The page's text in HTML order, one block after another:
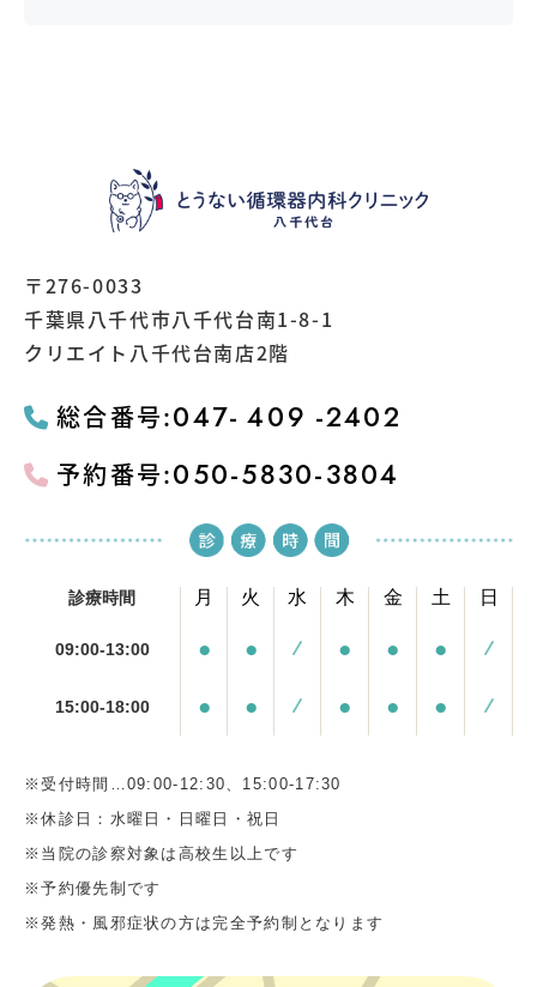
〒276-0033
千葉県八千代市八千代台南1-8-1
クリエイト八千代台南店2階
総合番号:047- 409 -2402
予約番号:050-5830-3804
診療時間 月 火 水 木 金 土 日
09:00-13:00 ● ● ● ● ●
15:00-18:00 ● ● ● ● ●
※受付時間…09:00-12:30、15:00-17:30
※休診日：水曜日・日曜日・祝日
※当院の診察対象は高校生以上です
※予約優先制です
※発熱・風邪症状の方は完全予約制となります